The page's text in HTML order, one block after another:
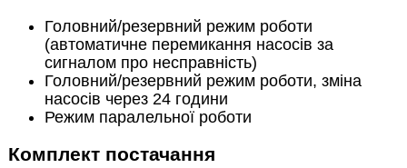
Головний/резервний режим роботи
(автоматичне перемикання насосів за
сигналом про несправність)
Головний/резервний режим роботи, зміна
насосів через 24 години
Режим паралельної роботи
Комплект постачання